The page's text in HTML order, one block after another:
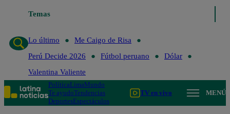
Temas
Lo último Me Caigo de Risa
Lo último
Me Caigo de Risa
Perú Decide 2026
Fútbol peruano
Dólar
Valentina Valiente
PolíticaLimaMundo
Te ayudoTendencias
DeportesEspectáculos
TV en vivo MENÚ